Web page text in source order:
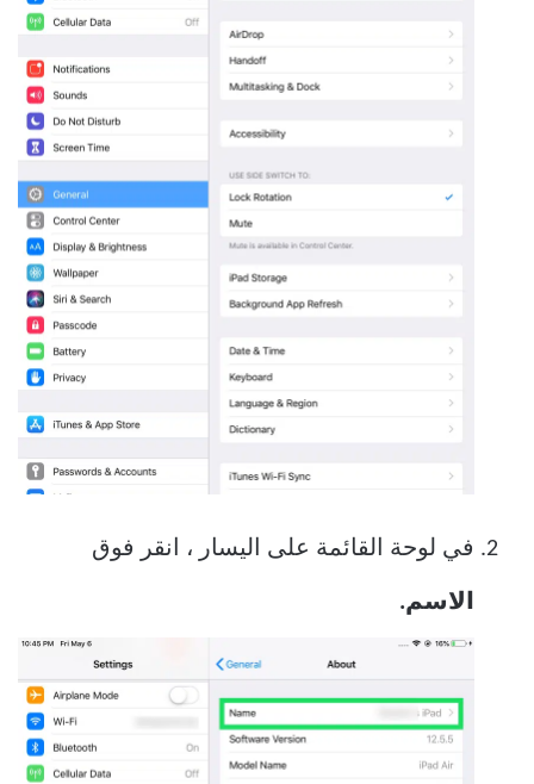
في لوحة القائمة على اليسار ، انقر فوق
الاسم.